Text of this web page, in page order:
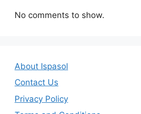
No comments to show.
About Ispasol
Contact Us
Privacy Policy